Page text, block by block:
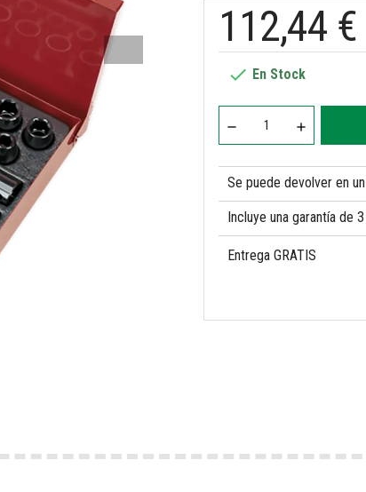
112,44 €
 En Stock
Se puede devolver en
Incluye una garantía de
Entrega GRATIS